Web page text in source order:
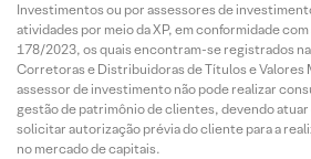
Investimentos ou por assessores de
atividades por meio da XP, em conformidade com
178/2023, os quais encontram-se registrados
Corretoras e Distribuidoras de Títulos e Valores
assessor de investimento não pode realizar
gestão de patrimônio de clientes, devendo
solicitar autorização prévia do cliente para a
no mercado de capitais.